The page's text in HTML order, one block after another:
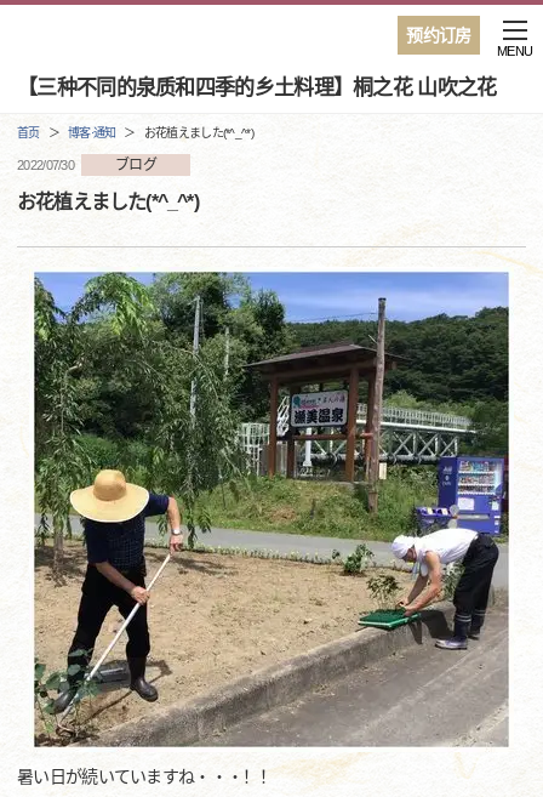
预约订房
【三种不同的泉质和四季的乡土料理】桐之花 山吹之花
MENU
首页 博客·通知 お花植えました(*^_^*)
2022/07/30 ブログ
お花植えました(*^_^*)
暑い日が続いていますね・・・！！